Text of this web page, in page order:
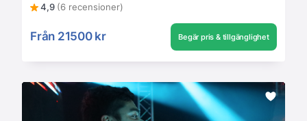
4,9 (6 recensioner)
Från 21500 kr Begär pris & tillgänglighet